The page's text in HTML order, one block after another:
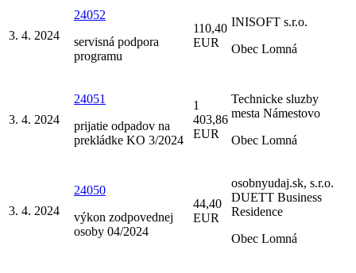
3. 4. 2024
24052
servisná podpora
programu
110,40
EUR
INISOFT s.r.o.
Obec Lomná
3. 4. 2024
24051
prijatie odpadov na
prekládke KO 3/2024
1
403,86
EUR
Technicke sluzby
mesta Námestovo
Obec Lomná
3. 4. 2024
24050
výkon zodpovednej
osoby 04/2024
44,40
EUR
osobnyudaj.sk, s.r.o.
DUETT Business
Residence
Obec Lomná